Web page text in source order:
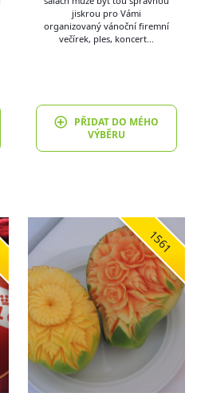
jiskrou pro Vámi
organizovaný vánoční firemní
večírek, ples, koncert…
PŘIDAT DO MÉHO
VÝBĚRU
1561